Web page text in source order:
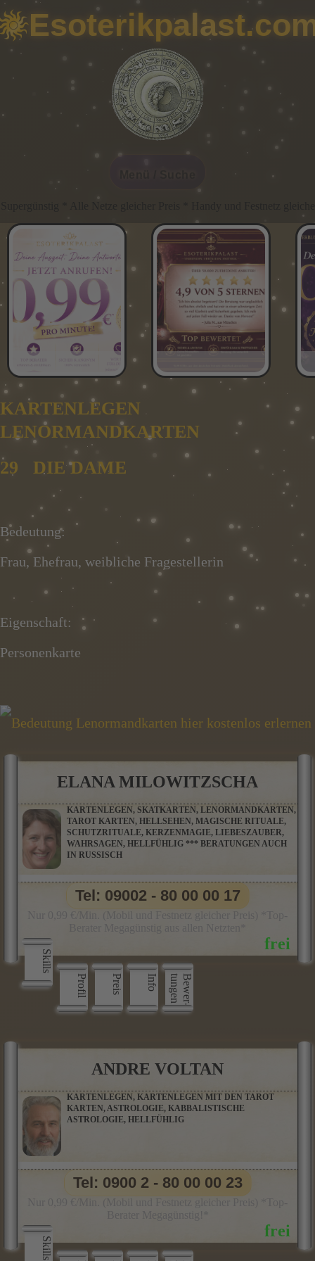
KARTENLEGEN
LENORMANDKARTEN
29 DIE DAME
Bedeutung:
Frau, Ehefrau, weibliche Fragestellerin
Eigenschaft:
Personenkarte
ELANA MILOWITZSCHA
KARTENLEGEN, SKATKARTEN, LENORMANDKARTEN,
TAROT KARTEN, HELLSEHEN, MAGISCHE RITUALE,
SCHUTZRITUALE, KERZENMAGIE, LIEBESZAUBER,
WAHRSAGEN, HELLFÜHLIG *** BERATUNGEN AUCH
IN RUSSISCH
Skills
Profil
Preis Info B
e
w
e
r
­
t
u
n
g
e
n
Tel: 09002 - 80 00 00 17
ANDRE VOLTAN
KARTENLEGEN, KARTENLEGEN MIT DEN TAROT
KARTEN, ASTROLOGIE, KABBALISTISCHE
ASTROLOGIE, HELLFÜHLIG
Skills
Tel: 0900 2 - 80 00 00 23